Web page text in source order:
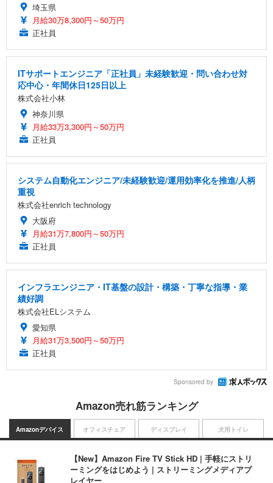
埼玉県
月給30万8,300円～50万円
正社員
ITサポートエンジニア「正社員」未経験歓迎・問い合わせ対
応中心・年間休日125日以上
株式会社小林
神奈川県
月給33万3,300円～50万円
正社員
システム自動化エンジニア/未経験歓迎/運用効率化を推進/人柄
重視
株式会社enrich technology
大阪府
月給31万7,800円～50万円
正社員
インフラエンジニア・IT基盤の設計・構築・丁寧な指導・業
績好調
株式会社ELシステム
愛知県
月給31万3,500円～50万円
正社員
Sponsored by
Amazon売れ筋ランキング
Amazonデバイス
【New】Amazon Fire TV Stick HD | 手軽にストリ
ーミングをはじめよう | ストリーミングメディアプ
レイヤー
オフィスチェア ディスプレイ 犬用トイレ